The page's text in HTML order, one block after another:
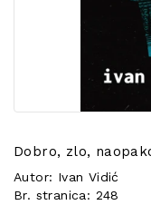
Dobro, zlo,
Autor: Ivan Vidić
Br. stranica: 248